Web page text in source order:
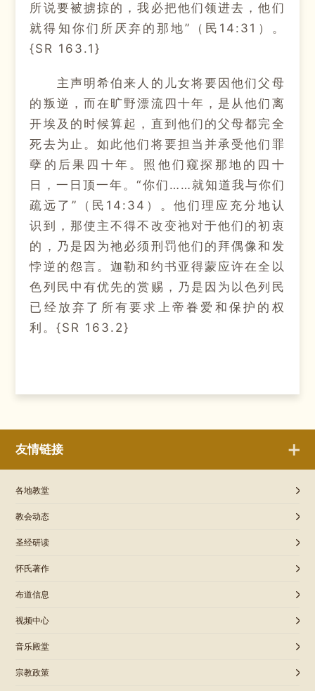
所说要被掳掠的，我必把他们领进去，他们
就得知你们所厌弃的那地”（民14:31）。
{SR 163.1}
主声明希伯来人的儿女将要因他们父母
的叛逆，而在旷野漂流四十年，是从他们离
开埃及的时候算起，直到他们的父母都完全
死去为止。如此他们将要担当并承受他们罪
孽的后果四十年。照他们窥探那地的四十
日，一日顶一年。“你们……就知道我与你们
疏远了”（民14:34）。他们理应充分地认
识到，那使主不得不改变祂对于他们的初衷
的，乃是因为祂必须刑罚他们的拜偶像和发
悖逆的怨言。迦勒和约书亚得蒙应许在全以
色列民中有优先的赏赐，乃是因为以色列民
已经放弃了所有要求上帝眷爱和保护的权
利。{SR 163.2}
友情链接
各地教堂
教会动态
圣经研读
怀氏著作
布道信息
视频中心
音乐殿堂
宗教政策